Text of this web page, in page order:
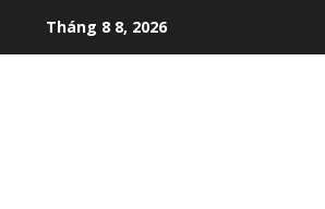
Tháng 8 8, 2026